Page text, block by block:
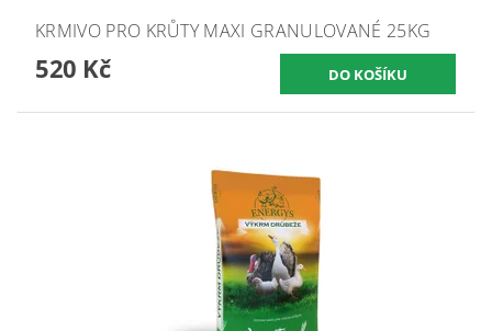
KRMIVO PRO KRŮTY MAXI GRANULOVANÉ 25KG
520 Kč